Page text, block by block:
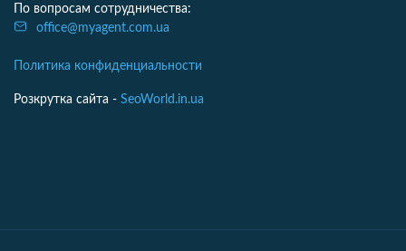
По вопросам сотрудничества:
office@myagent.com.ua
Политика конфиденциальности
Розкрутка сайта - SeoWorld.in.ua